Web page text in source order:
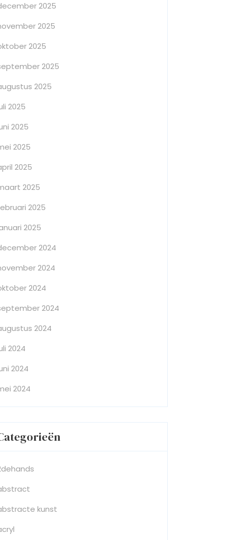
2025
2025
2025
2025
2025
2025
2025
2025
2025
2025
2025
2025
2024
2024
2024
2024
2024
2024
2024
2024
kunst